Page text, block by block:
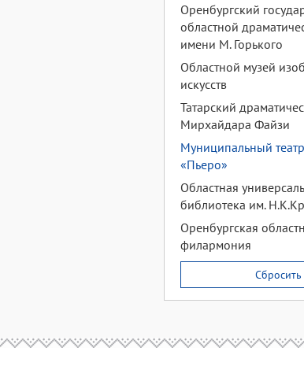
Оренбургский
областной
имени М. Горького
Областной музей
искусств
Татарский
Мирхайдара Файзи
Муниципальный
«Пьеро»
Областная
библиотека им.
Оренбургская
филармония
Сбросить